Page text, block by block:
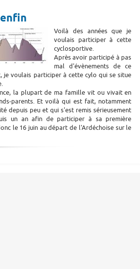
Voilà des années que je
voulais participer à cette
cyclosportive.
Après avoir participé à pas
mal d'évènements de ce
je voulais participer à cette cylo qui se situe
la plupart de ma famille vit ou vivait en
parents. Et voilà qui est fait, notamment
depuis peu et qui s'est remis sérieusement
un an afin de participer à sa première
le 16 juin au départ de l'Ardéchoise sur le